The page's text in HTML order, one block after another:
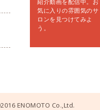
紹介動画を配信中。お
気に入りの雰囲気のサ
ロンを見つけてみよ
う。
2016 ENOMOTO Co.,Ltd.